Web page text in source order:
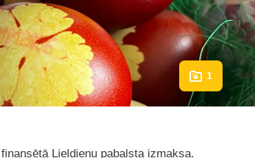
1
Lieldienu pabalsta izmaksa.